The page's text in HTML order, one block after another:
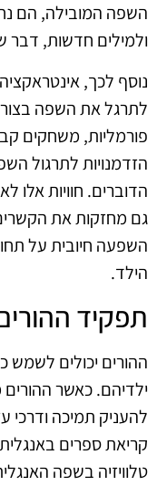
השפה המובילה, הם
ולמילים חדשות,
נוסף לכך,
לתרגל את השפה
פורמליות, משחקים
הזדמנויות לתרגול
הדוברים. חוויות
גם מחזקות את
השפעה חיובית על
הילד.
תפקיד
ההורים יכולים לשמש
ילדיהם. כאשר
להעניק תמיכה ודרכי
קריאת ספרים
טלוויזיה בשפה